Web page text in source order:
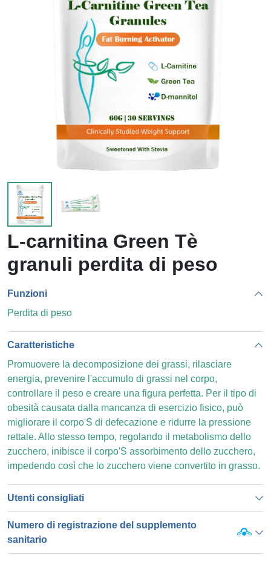
L-carnitina Green Tè
granuli perdita di peso
Funzioni
Perdita di peso
Caratteristiche
Promuovere la decomposizione dei grassi, rilasciare
energia, prevenire l'accumulo di grassi nel corpo,
controllare il peso e creare una figura perfetta. Per il tipo di
obesità causata dalla mancanza di esercizio fisico, può
migliorare il corpo'S di defecazione e ridurre la pressione
rettale. Allo stesso tempo, regolando il metabolismo dello
zucchero, inibisce il corpo'S assorbimento dello zucchero,
impedendo così che lo zucchero viene convertito in grasso.
Utenti consigliati
Numero di registrazione del supplemento
sanitario